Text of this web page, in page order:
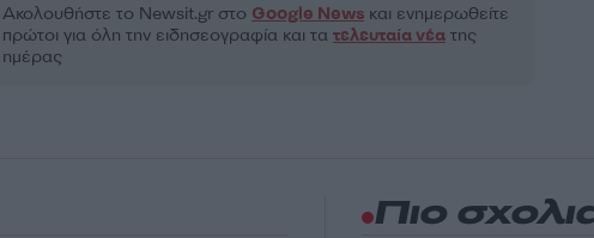
Ακολουθήστε το Νewsit.gr στο Google Newsκαι ενημερωθείτε
πρώτοι για όλη την ειδησεογραφία και τα τελευταία νέατης
ημέρας
Πιο